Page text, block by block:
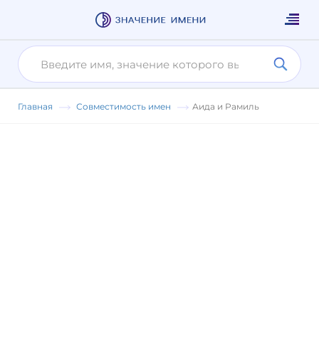
Главная Совместимость имен Аида и Рамиль